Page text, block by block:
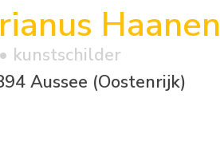
Haanen
kunstschilder
Aussee (Oostenrijk)